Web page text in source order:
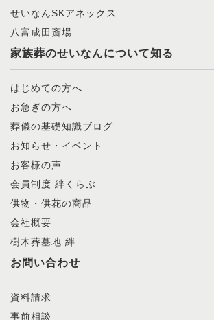
せいなんSKアネックス
八富成田斎場
家族葬のせいなんについて知る
はじめての方へ
お急ぎの方へ
葬儀の基礎知識ブログ
お知らせ・イベント
お客様の声
会員制度 絆くらぶ
供物・供花の商品
会社概要
樹木葬墓地 絆
お問い合わせ
資料請求
事前相談